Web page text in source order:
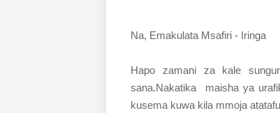
Na, Emakulata Msafiri - Iringa
Hapo zamani za kale
sana.Nakatika maisha ya
kusema kuwa kila mmoja